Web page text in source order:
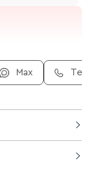
Max
удобный и